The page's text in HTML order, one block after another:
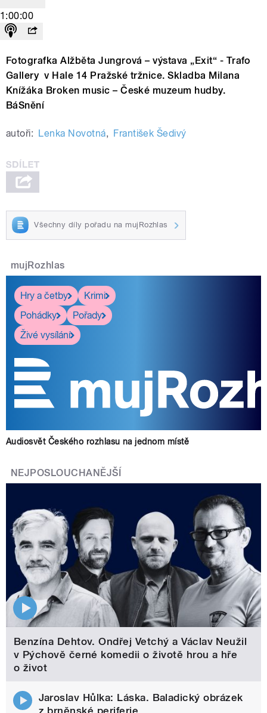
1:00:00
Fotografka Alžběta Jungrová – výstava „Exit“ - Trafo
Gallery v Hale 14 Pražské tržnice. Skladba Milana
Knížáka Broken music – České muzeum hudby.
BáSnění
autoři: Lenka Novotná, František Šedivý
Všechny díly pořadu na mujRozhlas
mujRozhlas
Hry a četby
Krimi
Pohádky
Pořady
Živé vysílání
Audiosvět Českého rozhlasu na jednom místě
NEJPOSLOUCHANĚJŠÍ
Benzína Dehtov. Ondřej Vetchý a Václav Neužil
v Pýchově černé komedii o životě hrou a hře
o život
Jaroslav Hůlka: Láska. Baladický obrázek